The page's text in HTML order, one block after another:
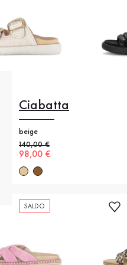
Ciabatta
beige
Prezzo precedente
140,00 €
Nuovo prezzo
98,00 €
SALDO